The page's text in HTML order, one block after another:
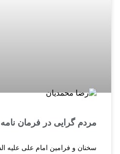
مردم گرایی در فرمان نامه
سخنان و فرامین امام علی علیه